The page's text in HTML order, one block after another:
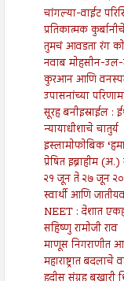
चांगल्या-वाईट
प्रतिकात्मक
तुमचं आवडता रंग
नवाब मोहसीन-
कुरआन आणि
उपासनांच्या
सूरह बनीइस्राईल :
न्यायाधीशाचे चातुर्य
इस्लामोफोबिक
प्रेषित इब्राहीम
२१ जून ते २७ जून
स्वार्थी आणि
NEET : देशात एकही
सहिष्णु रामोजी राव
माणूस निगराणीत
महाराष्ट्रात बदलाचे